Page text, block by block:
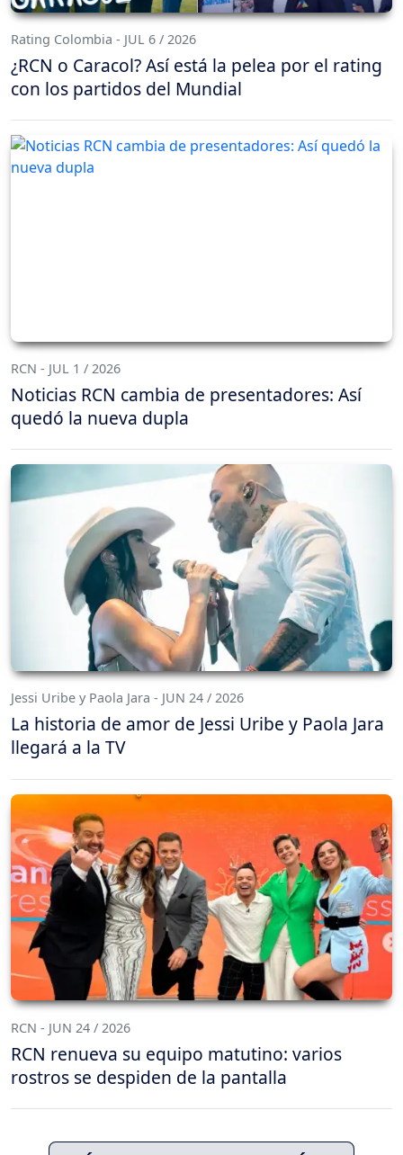
Rating Colombia - JUL 6 / 2026
¿RCN o Caracol? Así está la pelea por el rating
con los partidos del Mundial
RCN - JUL 1 / 2026
Noticias RCN cambia de presentadores: Así
quedó la nueva dupla
Jessi Uribe y Paola Jara - JUN 24 / 2026
La historia de amor de Jessi Uribe y Paola Jara
llegará a la TV
RCN - JUN 24 / 2026
RCN renueva su equipo matutino: varios
rostros se despiden de la pantalla